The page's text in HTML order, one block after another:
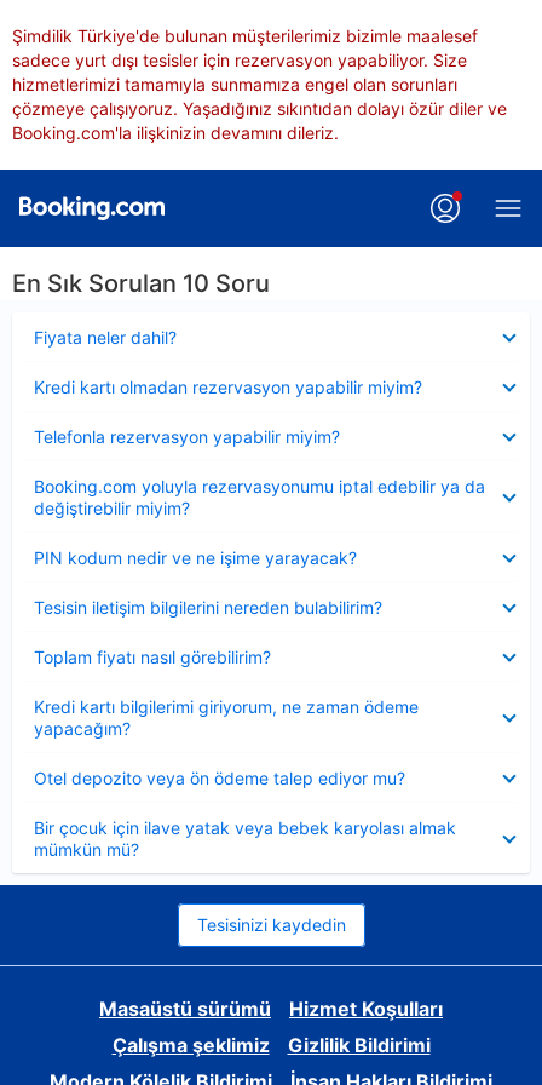
Şimdilik Türkiye'de bulunan müşterilerimiz bizimle maalesef
sadece yurt dışı tesisler için rezervasyon yapabiliyor. Size
hizmetlerimizi tamamıyla sunmamıza engel olan sorunları
çözmeye çalışıyoruz. Yaşadığınız sıkıntıdan dolayı özür diler ve
Booking.com'la ilişkinizin devamını dileriz.
En Sık Sorulan 10 Soru
Fiyata neler dahil?
Kredi kartı olmadan rezervasyon yapabilir miyim?
Telefonla rezervasyon yapabilir miyim?
Booking.com yoluyla rezervasyonumu iptal edebilir ya da
değiştirebilir miyim?
PIN kodum nedir ve ne işime yarayacak?
Tesisin iletişim bilgilerini nereden bulabilirim?
Toplam fiyatı nasıl görebilirim?
Kredi kartı bilgilerimi giriyorum, ne zaman ödeme
yapacağım?
Otel depozito veya ön ödeme talep ediyor mu?
Bir çocuk için ilave yatak veya bebek karyolası almak
mümkün mü?
Tesisinizi kaydedin
Masaüstü sürümü
Hizmet Koşulları
Çalışma şeklimiz
Gizlilik Bildirimi